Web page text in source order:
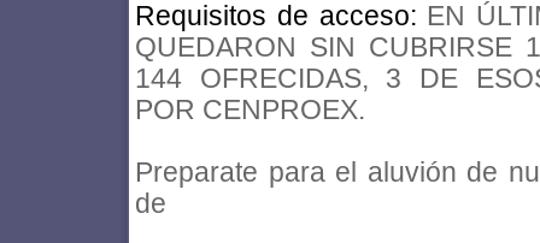
Requisitos de acceso: EN
QUEDARON SIN CUBRIRSE
144 OFRECIDAS, 3 DE
POR CENPROEX.
Preparate para el aluvión de
de